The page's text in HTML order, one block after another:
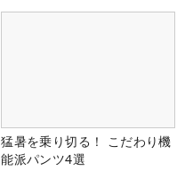
猛暑を乗り切る！ こだわり機
能派パンツ4選